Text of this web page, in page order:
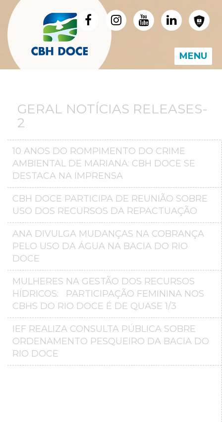
MENU
GERAL NOTÍCIAS RELEASES-
2
10 ANOS DO ROMPIMENTO DO CRIME
AMBIENTAL DE MARIANA: CBH DOCE SE
DESTACA NA IMPRENSA
CBH DOCE PARTICIPA DE REUNIÃO SOBRE
USO DOS RECURSOS DA REPACTUAÇÃO
ANA DIVULGA MUDANÇAS NA COBRANÇA
PELO USO DA ÁGUA NA BACIA DO RIO
DOCE
MULHERES NA GESTÃO DOS RECURSOS
HÍDRICOS: PARTICIPAÇÃO FEMININA NOS
CBHS DO RIO DOCE É DE QUASE 1/3
IEF REALIZA CONSULTA PÚBLICA SOBRE
ORDENAMENTO PESQUEIRO DA BACIA DO
RIO DOCE